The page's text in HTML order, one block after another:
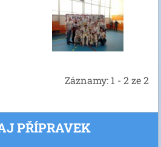
Záznamy: 1 - 2 ze 2
PŘÍPRAVEK